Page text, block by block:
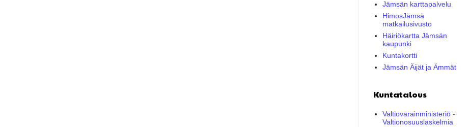
Jämsän karttapalvelu
HimosJämsä
matkailusivusto
Häiriökartta Jämsän
kaupunki
Kuntakortti
Jämsän Äijät ja Ämmät
Kuntatalous
Valtiovarainministeriö -
Valtionosuuslaskelmia